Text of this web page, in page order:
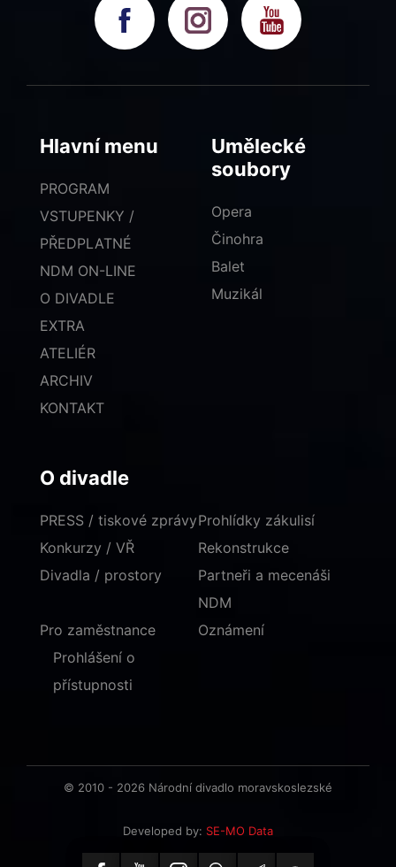
Hlavní menu
PROGRAM
VSTUPENKY /
PŘEDPLATNÉ
NDM ON-LINE
O DIVADLE
EXTRA
ATELIÉR
ARCHIV
KONTAKT
Umělecké
soubory
Opera
Činohra
Balet
Muzikál
O divadle
PRESS / tiskové zprávy
Konkurzy / VŘ
Divadla / prostory
Prohlídky zákulisí
Rekonstrukce
Partneři a mecenáši
NDM
Pro zaměstnance
Oznámení
Prohlášení o
přístupnosti
© 2010 - 2026 Národní divadlo moravskoslezské
Developed by: SE-MO Data